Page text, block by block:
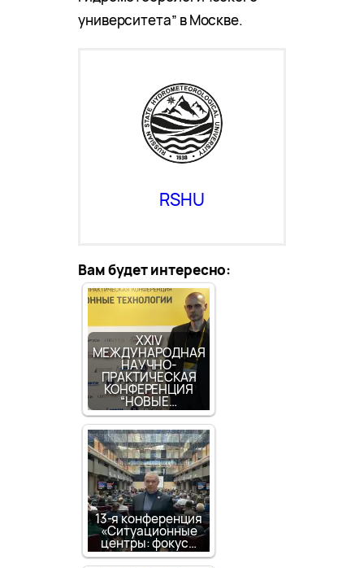
университета” в Москве.
RSHU
Вам будет интересно:
XXIV
МЕЖДУНАРОДНАЯ
НАУЧНО-
ПРАКТИЧЕСКАЯ
КОНФЕРЕНЦИЯ
“НОВЫЕ…
13-я конференция
«Ситуационные
центры: фокус…